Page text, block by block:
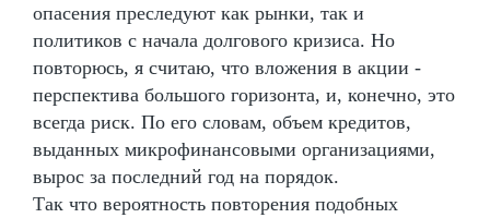
опасения преследуют как рынки, так и
политиков с начала долгового кризиса. Но
повторюсь, я считаю, что вложения в акции -
перспектива большого горизонта, и, конечно, это
всегда риск. По его словам, объем кредитов,
выданных микрофинансовыми организациями,
вырос за последний год на порядок.
Так что вероятность повторения подобных